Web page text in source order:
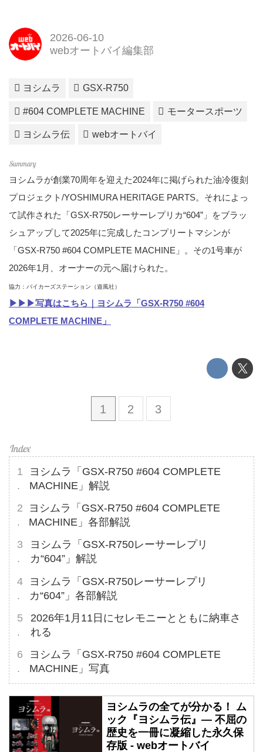
2026-06-10
webオートバイ編集部
ヨシムラ GSX-R750
#604 COMPLETE MACHINE モータースポーツ
ヨシムラ伝 webオートバイ
ヨシムラが創業70周年を迎えた2024年に掲げられた油冷復刻
プロジェクト/YOSHIMURA HERITAGE PARTS。それによっ
て試作された「GSX-R750レーサーレプリカ“604”」をブラッ
シュアップして2025年に完成したコンプリートマシンが
「GSX-R750 #604 COMPLETE MACHINE」。その1号車が
2026年1月、オーナーの元へ届けられた。
協力：バイカーズステーション（遊風社）
▶▶▶写真はこちら｜ヨシムラ「GSX-R750 #604
COMPLETE MACHINE」
1 2 3
ヨシムラ「GSX-R750 #604 COMPLETE
MACHINE」解説
ヨシムラ「GSX-R750 #604 COMPLETE
MACHINE」各部解説
ヨシムラ「GSX-R750レーサーレプリ
カ“604”」解説
ヨシムラ「GSX-R750レーサーレプリ
カ“604”」各部解説
2026年1月11日にセレモニーとともに納車さ
れる
ヨシムラ「GSX-R750 #604 COMPLETE
MACHINE」写真
ヨシムラの全てが分かる！ ム
ック『ヨシムラ伝』― 不屈の
歴史を一冊に凝縮した永久保
存版 - webオートバイ